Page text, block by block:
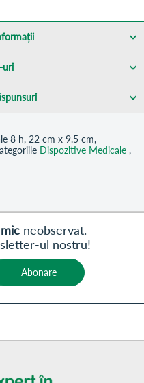
uri
8 h, 22 cm x 9.5 cm,
Dispozitive Medicale ,
neobservat.
ul nostru!
Abonare